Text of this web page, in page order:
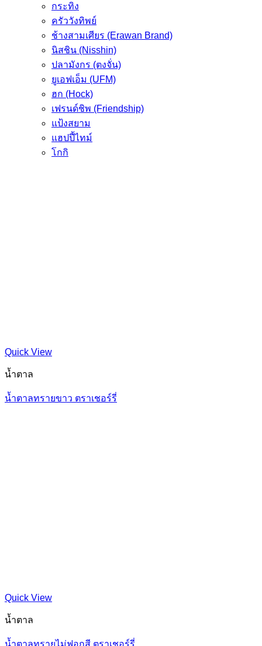
กระทิง
ครัววังทิพย์
ช้างสามเศียร (Erawan Brand)
นิสชิน (Nisshin)
ปลามังกร (ตงจั่น)
ยูเอฟเอ็ม (UFM)
ฮก (Hock)
เฟรนด์ชิพ (Friendship)
แป้งสยาม
แฮปปี้ไทม์
โกกิ
Quick View
น้ำตาล
น้ำตาลทรายขาว ตราเชอร์รี่
Quick View
น้ำตาล
น้ำตาลทรายไม่ฟอกสี ตราเชอร์รี่